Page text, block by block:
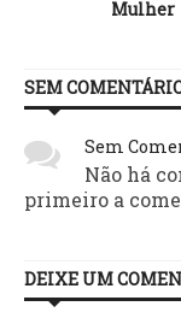
Mulher
SEM
Sem
Não há
primeiro a
DEIXE UM